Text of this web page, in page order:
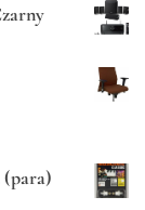
(para)